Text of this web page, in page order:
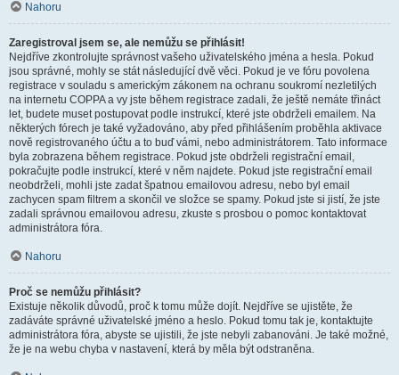
Nahoru
Zaregistroval jsem se, ale nemůžu se přihlásit!
Nejdříve zkontrolujte správnost vašeho uživatelského jména a hesla. Pokud
jsou správné, mohly se stát následující dvě věci. Pokud je ve fóru povolena
registrace v souladu s americkým zákonem na ochranu soukromí nezletilých
na internetu COPPA a vy jste během registrace zadali, že ještě nemáte třináct
let, budete muset postupovat podle instrukcí, které jste obdrželi emailem. Na
některých fórech je také vyžadováno, aby před přihlášením proběhla aktivace
nově registrovaného účtu a to buď vámi, nebo administrátorem. Tato informace
byla zobrazena během registrace. Pokud jste obdrželi registrační email,
pokračujte podle instrukcí, které v něm najdete. Pokud jste registrační email
neobdrželi, mohli jste zadat špatnou emailovou adresu, nebo byl email
zachycen spam filtrem a skončil ve složce se spamy. Pokud jste si jistí, že jste
zadali správnou emailovou adresu, zkuste s prosbou o pomoc kontaktovat
administrátora fóra.
Nahoru
Proč se nemůžu přihlásit?
Existuje několik důvodů, proč k tomu může dojít. Nejdříve se ujistěte, že
zadáváte správné uživatelské jméno a heslo. Pokud tomu tak je, kontaktujte
administrátora fóra, abyste se ujistili, že jste nebyli zabanováni. Je také možné,
že je na webu chyba v nastavení, která by měla být odstraněna.